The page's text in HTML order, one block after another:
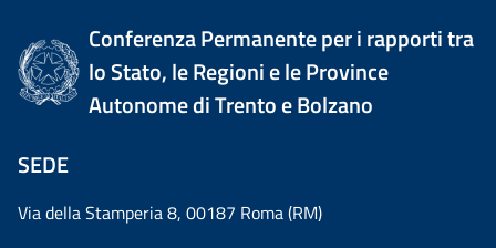
Conferenza Permanente per i rapporti tra
lo Stato, le Regioni e le Province
Autonome di Trento e Bolzano
SEDE
Via della Stamperia 8, 00187 Roma (RM)